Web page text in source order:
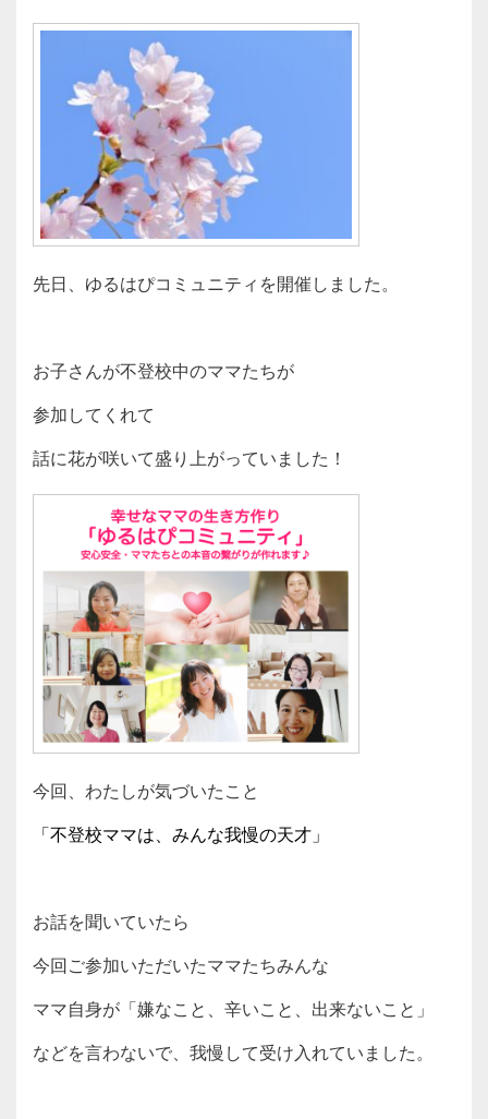
先日、ゆるはぴコミュニティを開催しました。
お子さんが不登校中のママたちが
参加してくれて
話に花が咲いて盛り上がっていました！
今回、わたしが気づいたこと
「不登校ママは、みんな我慢の天才」
お話を聞いていたら
今回ご参加いただいたママたちみんな
ママ自身が「嫌なこと、辛いこと、出来ないこと」
などを言わないで、我慢して受け入れていました。